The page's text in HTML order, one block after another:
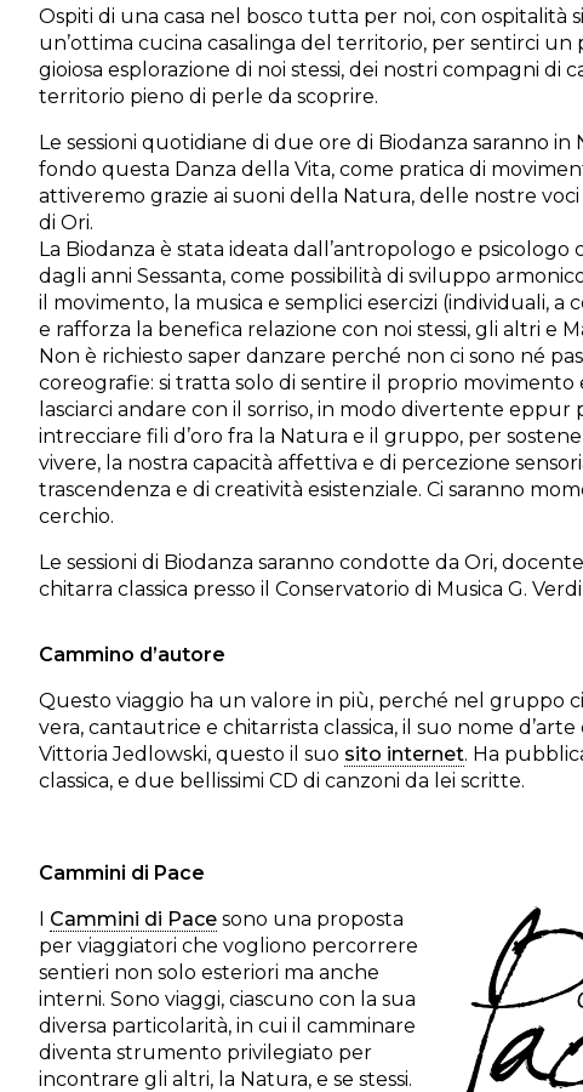
Ospiti di una casa nel bosco tutta per noi, con ospitalità
un’ottima cucina casalinga del territorio, per sentirci un
gioiosa esplorazione di noi stessi, dei nostri compagni di
territorio pieno di perle da scoprire.
Le sessioni quotidiane di due ore di Biodanza saranno in
fondo questa Danza della Vita, come pratica di
attiveremo grazie ai suoni della Natura, delle nostre voci
di Ori.
La Biodanza è stata ideata dall’antropologo e psicologo
dagli anni Sessanta, come possibilità di sviluppo
il movimento, la musica e semplici esercizi (individuali, a
e rafforza la benefica relazione con noi stessi, gli altri e
Non è richiesto saper danzare perché non ci sono né
coreografie: si tratta solo di sentire il proprio movimento
lasciarci andare con il sorriso, in modo divertente eppur
intrecciare fili d’oro fra la Natura e il gruppo, per
vivere, la nostra capacità affettiva e di percezione
trascendenza e di creatività esistenziale. Ci saranno
cerchio.
Le sessioni di Biodanza saranno condotte da Ori,
chitarra classica presso il Conservatorio di Musica G.
Cammino d’autore
Questo viaggio ha un valore in più, perché nel gruppo ci
vera, cantautrice e chitarrista classica, il suo nome d’arte
Vittoria Jedlowski, questo il suo sito internet. Ha
classica, e due bellissimi CD di canzoni da lei scritte.
Cammini di Pace
I Cammini di Pace sono una proposta
per viaggiatori che vogliono percorrere
sentieri non solo esteriori ma anche
interni. Sono viaggi, ciascuno con la sua
diversa particolarità, in cui il camminare
diventa strumento privilegiato per
incontrare gli altri, la Natura, e se stessi.